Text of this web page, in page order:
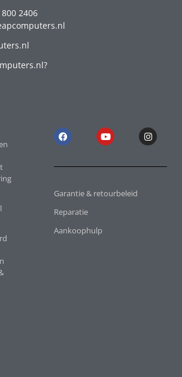
2406
Garantie & retourbeleid
Reparatie
Aankoophulp